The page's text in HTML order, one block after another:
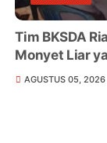
Tim BKSDA
Monyet Liar
AGUSTUS 05, 2026